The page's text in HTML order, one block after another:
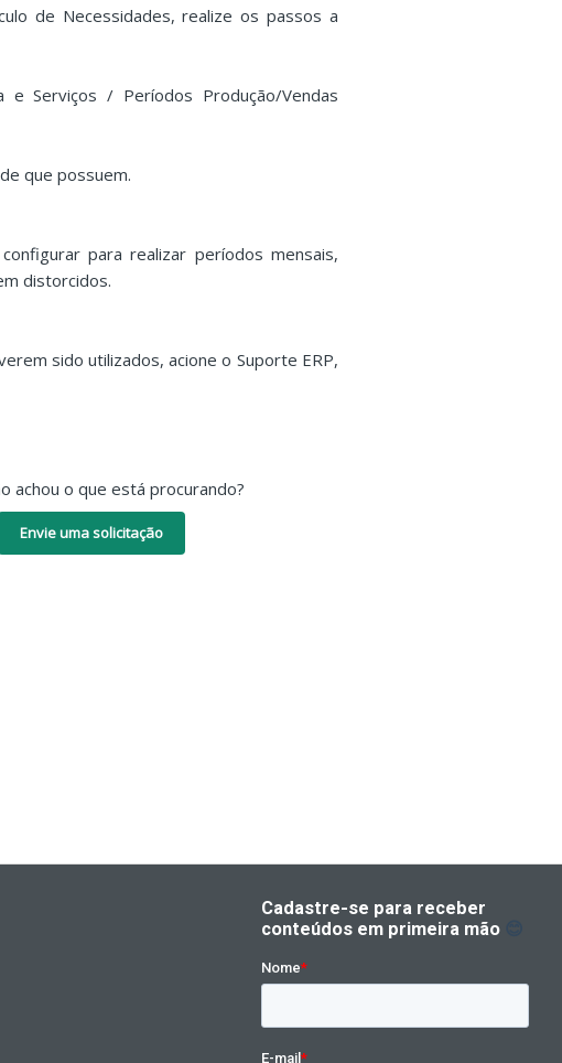
de Necessidades, realize os passos a
Serviços / Períodos Produção/Vendas
que possuem.
para realizar períodos mensais,
distorcidos.
sido utilizados, acione o Suporte ERP,
achou o que está procurando?
Envie uma solicitação